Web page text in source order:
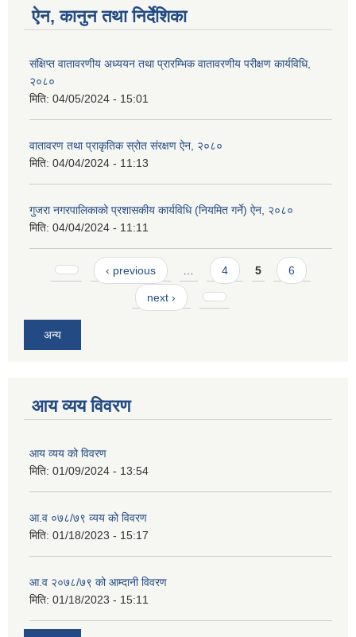
ऐन, कानुन तथा निर्देशिका
संक्षिप्त वातावरणीय अध्ययन तथा प्रारम्भिक वातावरणीय परीक्षण कार्यविधि,
२०८०
मिति: 04/05/2024 - 15:01
वातावरण तथा प्राकृतिक स्रोत संरक्षण ऐन, २०८०
मिति: 04/04/2024 - 11:13
गुजरा नगरपालिकाको प्रशासकीय कार्यविधि (नियमित गर्ने) ऐन, २०८०
मिति: 04/04/2024 - 11:11
Pages ‹ previous … 4 5 6
next ›
अन्य
आय व्यय विवरण
आय व्यय को विवरण
मिति: 01/09/2024 - 13:54
आ.व ०७८/७९ व्यय को विवरण
मिति: 01/18/2023 - 15:17
आ.व २०७८/७९ को आम्दानी विवरण
मिति: 01/18/2023 - 15:11